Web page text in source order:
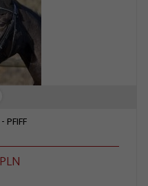
PFIFF
PLN